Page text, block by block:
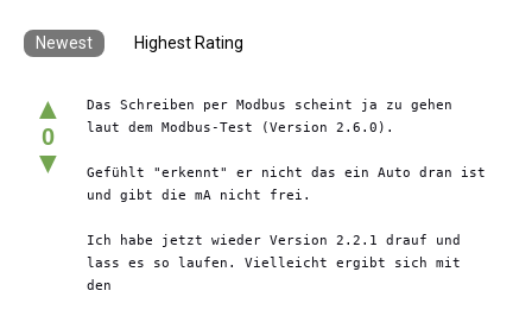
Newest Highest Rating
▲
0
▼
Das Schreiben per Modbus scheint ja zu gehen
laut dem Modbus-Test (Version 2.6.0).
Gefühlt "erkennt" er nicht das ein Auto dran ist
und gibt die mA nicht frei.
Ich habe jetzt wieder Version 2.2.1 drauf und
lass es so laufen. Vielleicht ergibt sich mit
den